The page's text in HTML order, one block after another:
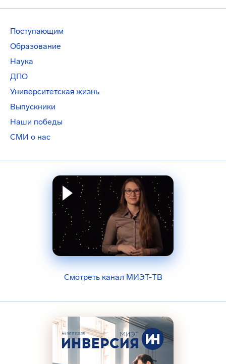
Поступающим
Образование
Наука
ДПО
Университетская жизнь
Выпускники
Наши победы
СМИ о нас
Смотреть канал МИЭТ-ТВ